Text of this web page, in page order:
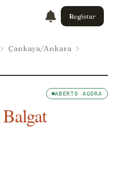
Registar
Çankaya/Ankara
ABERTO AGORA
Balgat